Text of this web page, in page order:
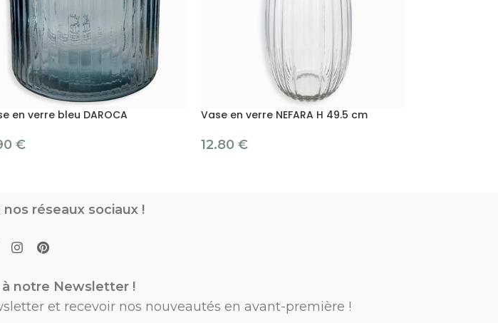
en verre bleu DAROCA
€
Vase en verre NEFARA H 49.5 cm
12.80 €
réseaux sociaux !
notre Newsletter !
et recevoir nos nouveautés en avant-première !